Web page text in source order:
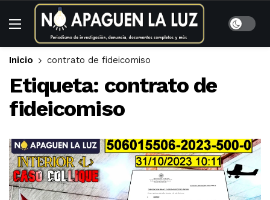
Inicio contrato de fideicomiso
Etiqueta: contrato de
fideicomiso